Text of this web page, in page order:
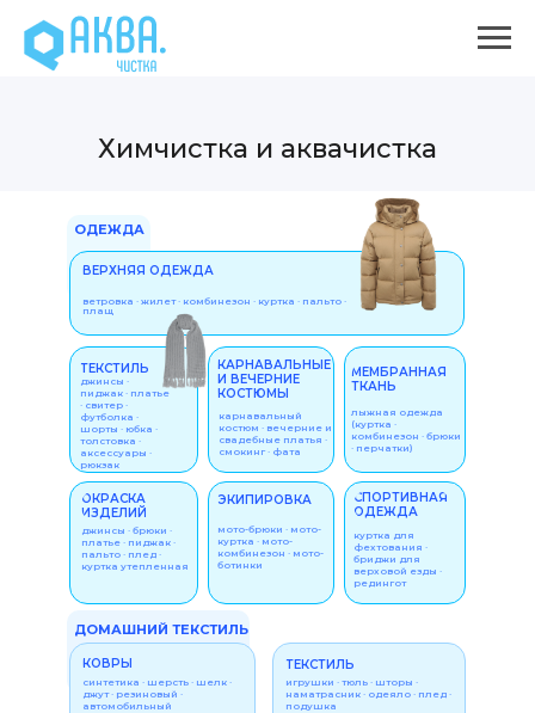
Химчистка и аквачистка
ОДЕЖДА
СПОРТИВНАЯ
ОДЕЖДА
куртка для
фехтования ·
бриджи для
верховой езды ·
редингот
ЭКИПИРОВКА
мото-брюки · мото-
куртка · мото-
комбинезон · мото-
ботинки
ОКРАСКА
ИЗДЕЛИЙ
джинсы · брюки ·
платье · пиджак ·
пальто · плед ·
куртка утепленная
МЕМБРАННАЯ
ТКАНЬ
лыжная одежда
(куртка ·
комбинезон · брюки
· перчатки)
КАРНАВАЛЬНЫЕ
И ВЕЧЕРНИЕ
КОСТЮМЫ
карнавальный
костюм · вечерние и
свадебные платья ·
смокинг · фата
ТЕКСТИЛЬ
джинсы ·
пиджак · платье
· свитер ·
футболка ·
шорты · юбка ·
толстовка ·
аксессуары ·
рюкзак
ВЕРХНЯЯ ОДЕЖДА
ветровка · жилет · комбинезон · куртка · пальто ·
плащ
ДОМАШНИЙ ТЕКСТИЛЬ
КОВРЫ
синтетика · шерсть · шелк ·
джут · резиновый ·
автомобильный
ТЕКСТИЛЬ
игрушки · тюль · шторы ·
наматрасник · одеяло · плед ·
подушка